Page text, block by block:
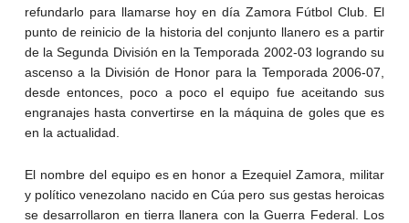
refundarlo para llamarse hoy en día Zamora Fútbol Club. El
punto de reinicio de la historia del conjunto llanero es a partir
de la Segunda División en la Temporada 2002-03 logrando su
ascenso a la División de Honor para la Temporada 2006-07,
desde entonces, poco a poco el equipo fue aceitando sus
engranajes hasta convertirse en la máquina de goles que es
en la actualidad.
El nombre del equipo es en honor a Ezequiel Zamora, militar
y político venezolano nacido en Cúa pero sus gestas heroicas
se desarrollaron en tierra llanera con la Guerra Federal. Los